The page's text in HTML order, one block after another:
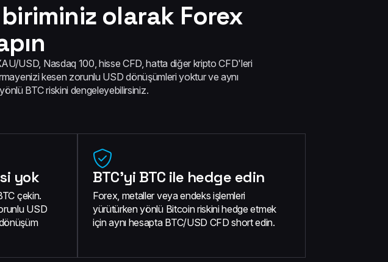
olarak Forex
USD, Nasdaq 100, hisse CFD, hatta diğer kripto CFD'leri
kesen zorunlu USD dönüşümleri yoktur ve aynı
BTC riskini dengeleyebilirsiniz.
yok
çekin.
USD
BTC'yi BTC ile hedge edin
Forex, metaller veya endeks işlemleri
yürütürken yönlü Bitcoin riskini hedge etmek
için aynı hesapta BTC/USD CFD short edin.